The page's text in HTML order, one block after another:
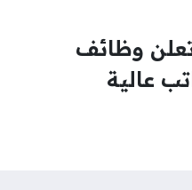
وظائف
عالية